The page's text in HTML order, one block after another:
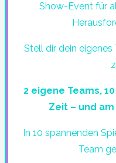
Show-Event für
Stell dir dein
2 eigene Teams,
Zeit – und
In 10 spannenden
Team